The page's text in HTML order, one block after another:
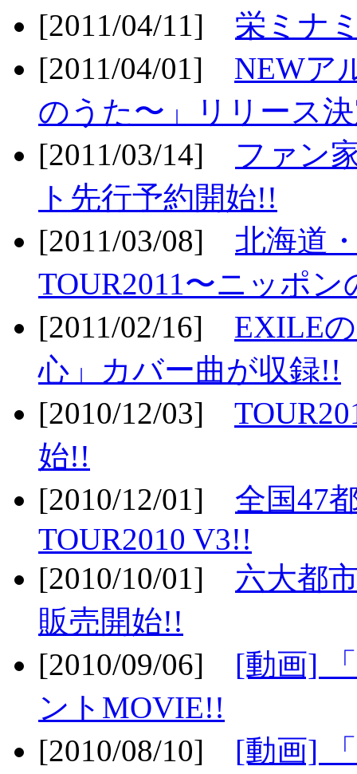
[2011/04/11] 栄ミナ
[2011/04/01] NEWア
のうた〜」リリース
[2011/03/14] ファン
ト先行予約開始!!
[2011/03/08] 北海道
TOUR2011〜ニッポ
[2011/02/16] EXILE
心」カバー曲が収録!!
[2010/12/03]
始!!
[2010/12/01] 全国47
TOUR2010 V3!!
[2010/10/01] 六大都
販売開始!!
[2010/09/06] [動画]
ントMOVIE!!
[2010/08/10] [動画]